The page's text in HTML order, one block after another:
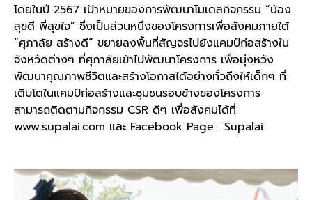
โดยในปี 2567 เป้าหมายของการพัฒนาโมเดลกิจกรรม “น้อง
สุขดี พี่สุขใจ” ซึ่งเป็นส่วนหนึ่งของโครงการเพื่อสังคมภายใต้
“ศุภาลัย สร้างดี” ขยายลงพื้นที่สัญจรไปยังแคมป์ก่อสร้างใน
จังหวัดต่างๆ ที่ศุภาลัยเข้าไปพัฒนาโครงการ เพื่อมุ่งหวัง
พัฒนาคุณภาพชีวิตและสร้างโอกาสได้อย่างทั่วถึงให้เด็กๆ ที่
เติบโตในแคมป์ก่อสร้างและชุมชนรอบข้างของโครงการ
สามารถติดตามกิจกรรม CSR ดีๆ เพื่อสังคมได้ที่
www.supalai.com และ Facebook Page : Supalai